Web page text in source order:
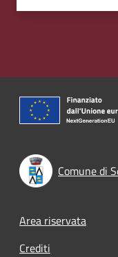
Comune di
Footer
Area riservata
Crediti